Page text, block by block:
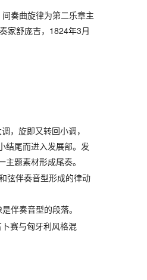
奏曲旋律为第二乐章主
家舒庞吉，1824年3月
，旋即又转回小调，
结尾而进入发展部。发
题素材形成尾奏。
弦伴奏音型形成的律动
伴奏音型的段落。
赛与匈牙利风格混